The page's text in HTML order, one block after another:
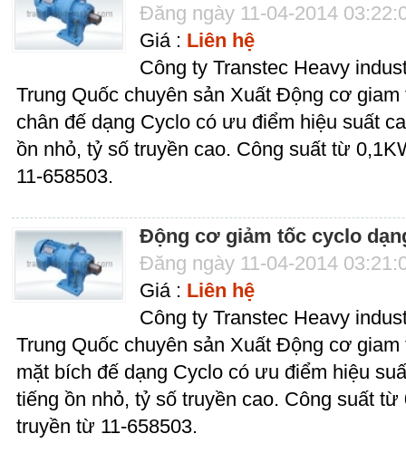
Đăng ngày 11-04-2014
Giá : Liên hệ
Công ty Transtec Heavy
Trung Quốc chuyên sản Xuất Động cơ
chân đế dạng Cyclo có ưu điểm hiệu suất
ồn nhỏ, tỷ số truyền cao. Công suất từ
11-658503.
Động cơ giảm tốc cyclo
Đăng ngày 11-04-2014
Giá : Liên hệ
Công ty Transtec Heavy
Trung Quốc chuyên sản Xuất Động cơ
mặt bích đế dạng Cyclo có ưu điểm hiệu
tiếng ồn nhỏ, tỷ số truyền cao. Công suất
truyền từ 11-658503.